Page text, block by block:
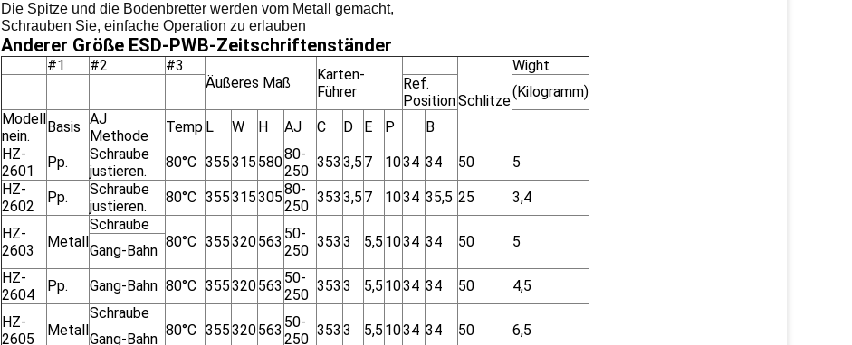
Die Spitze und die Bodenbretter werden vom Metall gemacht,
Schrauben Sie, einfache Operation zu erlauben
Anderer Größe ESD-PWB-Zeitschriftenständer
#1 #2
#3
Äußeres Maß
Karten-
Führer
Schlitze
Wight
Ref.
Position
(Kilogramm)
Modell
nein.
Basis AJ
Methode
Temp L W H AJ C D E P
B
HZ-
2601
Pp.
Schraube
justieren.
80°C 355315 58080-
250
353 3,5 7 1034 34 50
5
HZ-
2602
Pp.
Schraube
justieren.
80°C 35531530580-
250
353 3,5 7 1034 35,5 25 3,4
HZ-
2603
Metall
Schraube
80°C 355320563 50-
250
353 3 5,5 1034 34 50 5
Gang-Bahn
HZ-
2604
Pp. Gang-Bahn 80°C 355320563 50-
250
353 3 5,5 1034 34 50 4,5
HZ-
2605
Metall
Schraube
80°C 355320563 50-
250
353 3 5,5 1034 34 50 6,5
Gang-Bahn